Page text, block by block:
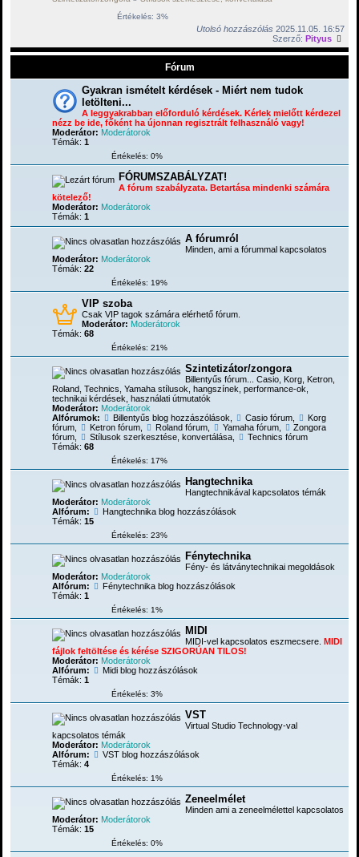
Értékelés: 3%
Utolsó hozzászólás 2025.11.05. 16:57
Szerző:Pityus
Fórum
Gyakran ismételt kérdések - Miért nem tudok
letölteni...
A leggyakrabban előforduló kérdések. Kérlek mielőtt kérdezel
nézz be ide, főként ha újonnan regisztrált felhasználó vagy!
Moderátor: Moderátorok
Témák: 1
Értékelés: 0%
FÓRUMSZABÁLYZAT!
A fórum szabályzata. Betartása mindenki számára
kötelező!
Moderátor: Moderátorok
Témák: 1
A fórumról
Minden, ami a fórummal kapcsolatos
Moderátor: Moderátorok
Témák: 22
Értékelés: 19%
VIP szoba
Csak VIP tagok számára elérhető fórum.
Moderátor: Moderátorok
Témák: 68
Értékelés: 21%
Szintetizátor/zongora
Billentyűs fórum... Casio, Korg, Ketron,
Roland, Technics, Yamaha stílusok, hangszínek, performance-ok,
technikai kérdések, használati útmutatók
Moderátor: Moderátorok
Alfórumok:
Billentyűs blog hozzászólások Casio fórum,
Korg
fórum
Ketron fórum, Roland fórum, Yamaha fórum,
Zongora
fórum
Stílusok szerkesztése, konvertálása,
Technics fórum
Témák: 68
Értékelés: 17%
Hangtechnika
Hangtechnikával kapcsolatos témák
Moderátor: Moderátorok
Alfórum:
Hangtechnika blog hozzászólások
Témák: 15
Értékelés: 23%
Fénytechnika
Fény- és látványtechnikai megoldások
Moderátor: Moderátorok
Alfórum:
Fénytechnika blog hozzászólások
Témák: 1
Értékelés: 1%
MIDI
MIDI-vel kapcsolatos eszmecsere. MIDI
fájlok feltöltése és kérése SZIGORÚAN TILOS!
Moderátor: Moderátorok
Alfórum:
Midi blog hozzászólások
Témák: 1
Értékelés: 3%
VST
Virtual Studio Technology-val
kapcsolatos témák
Moderátor: Moderátorok
Alfórum:
VST blog hozzászólások
Témák: 4
Értékelés: 1%
Zeneelmélet
Minden ami a zeneelmélettel kapcsolatos
Moderátor: Moderátorok
Témák: 15
Értékelés: 0%